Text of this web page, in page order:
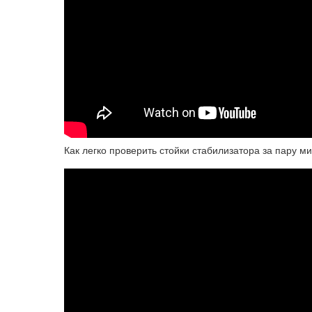
Как легко проверить стойки стабилизатора за пару